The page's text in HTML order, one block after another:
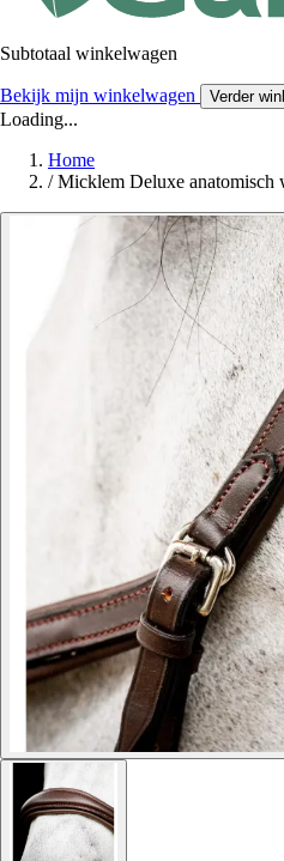
Subtotaal winkelwagen
Bekijk mijn winkelwagen Verder
Loading...
Home
/ Micklem Deluxe anatomisch